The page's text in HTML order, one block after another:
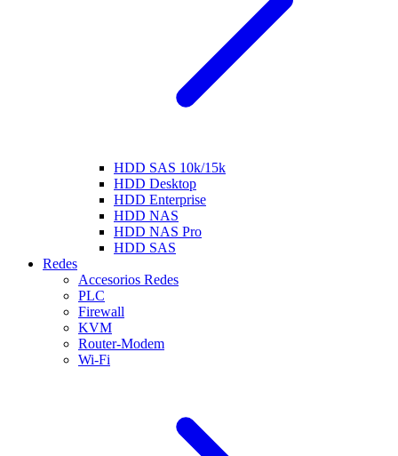
HDD SAS 10k/15k
HDD Desktop
HDD Enterprise
HDD NAS
HDD NAS Pro
HDD SAS
Redes
Accesorios Redes
PLC
Firewall
KVM
Router-Modem
Wi-Fi